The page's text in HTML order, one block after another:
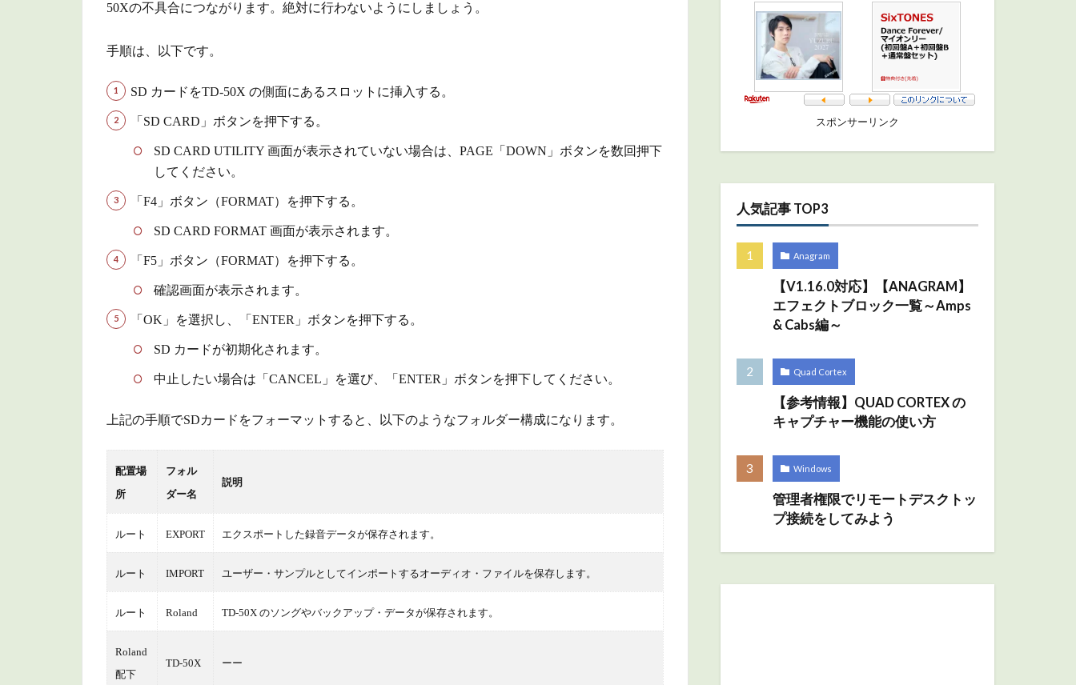
デ
タ
バ
ッ
ク
ッ
2.1
SD カ
にバ
アッ
プす
（全
設
2.2
ドラ
ム・キ
ットを
バック
アップ
する
（1
KIT
SAVE）
3
デ
50Xの不具合につながります。絶対に行わないようにしましょう。
手順は、以下です。
SD カードをTD-50X の側面にあるスロットに挿入する。
「SD CARD」ボタンを押下する。
SD CARD UTILITY 画面が表示されていない場合は、PAGE「DOWN」ボタンを数回押下
してください。
「F4」ボタン（FORMAT）を押下する。
SD CARD FORMAT 画面が表示されます。
「F5」ボタン（FORMAT）を押下する。
確認画面が表示されます。
「OK」を選択し、「ENTER」ボタンを押下する。
SD カードが初期化されます。
中止したい場合は「CANCEL」を選び、「ENTER」ボタンを押下してください。
上記の手順でSDカードをフォーマットすると、以下のようなフォルダー構成になります。
配置場
所
フォル
ダー名
説明
ルート EXPORT エクスポートした録音データが保存されます。
ルート IMPORT ユーザー・サンプルとしてインポートするオーディオ・ファイルを保存します。
ルート Roland TD-50X のソングやバックアップ・データが保存されます。
Roland
配下
TD-50X ーー
スポンサーリンク
人気記事 TOP3
Anagram
【V1.16.0対応】【ANAGRAM】
エフェクトブロック一覧～Amps
& Cabs編～
Quad Cortex
【参考情報】QUAD CORTEX の
キャプチャー機能の使い方
Windows
管理者権限でリモートデスクトッ
プ接続をしてみよう